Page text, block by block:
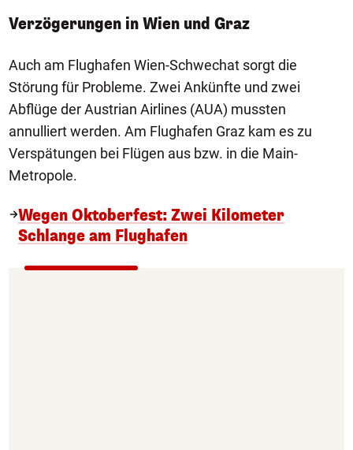
Verzögerungen in Wien und Graz
Auch am Flughafen Wien-Schwechat sorgt die
Störung für Probleme. Zwei Ankünfte und zwei
Abflüge der Austrian Airlines (AUA) mussten
annulliert werden. Am Flughafen Graz kam es zu
Verspätungen bei Flügen aus bzw. in die Main-
Metropole.
Wegen Oktoberfest: Zwei Kilometer
Schlange am Flughafen